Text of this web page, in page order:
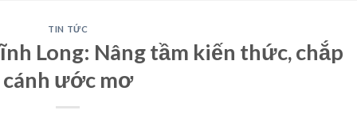
TIN TỨC
Long: Nâng tầm kiến thức, chắp
cánh ước mơ